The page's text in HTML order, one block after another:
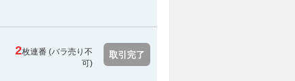
2枚連番 (バラ売り不
可)
取引完了